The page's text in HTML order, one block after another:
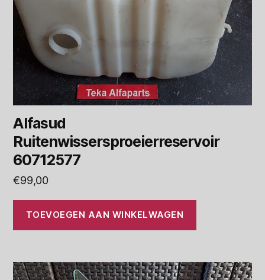
Alfasud
Ruitenwissersproeierreservoir
60712577
€99,00
TOEVOEGEN AAN WINKELWAGEN